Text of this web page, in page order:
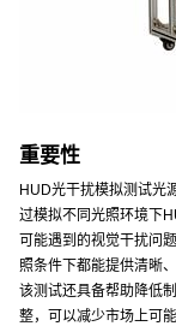
重要性
HUD光干扰模拟测试光
过模拟不同光照环境下
可能遇到的视觉干扰问
照条件下都能提供清晰
该测试还具备帮助降低
整，可以减少市场上可